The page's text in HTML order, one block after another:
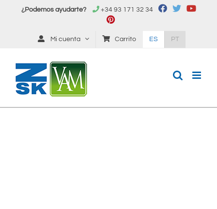
¿Podemos ayudarte? +34 93 171 32 34
Mi cuenta Carrito ES PT